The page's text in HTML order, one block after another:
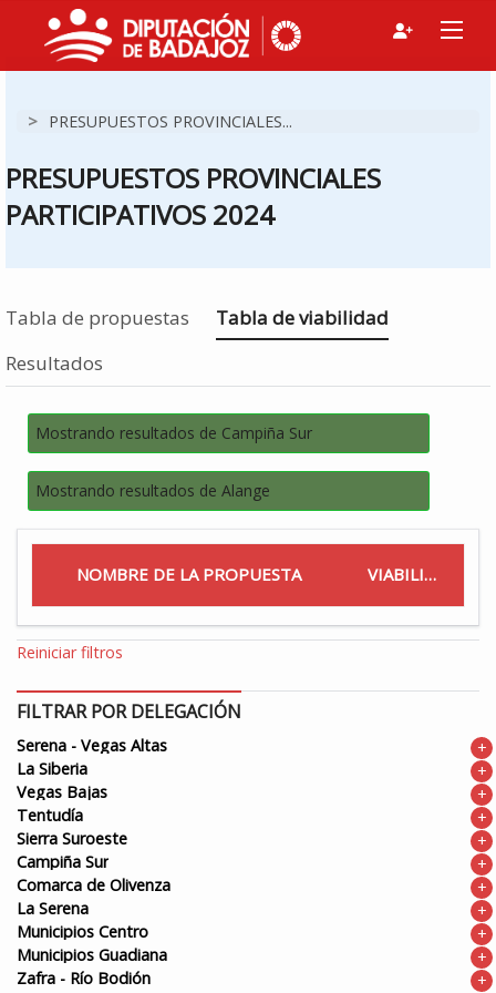
> PRESUPUESTOS PROVINCIALES...
PRESUPUESTOS PROVINCIALES
PARTICIPATIVOS 2024
Tabla de propuestas Estás en
Tabla de viabilidad
Resultados
Mostrando resultados de Campiña Sur
Mostrando resultados de Alange
NOMBRE DE LA PROPUESTA VIABILIDAD
Reiniciar filtros
FILTRAR POR DELEGACIÓN